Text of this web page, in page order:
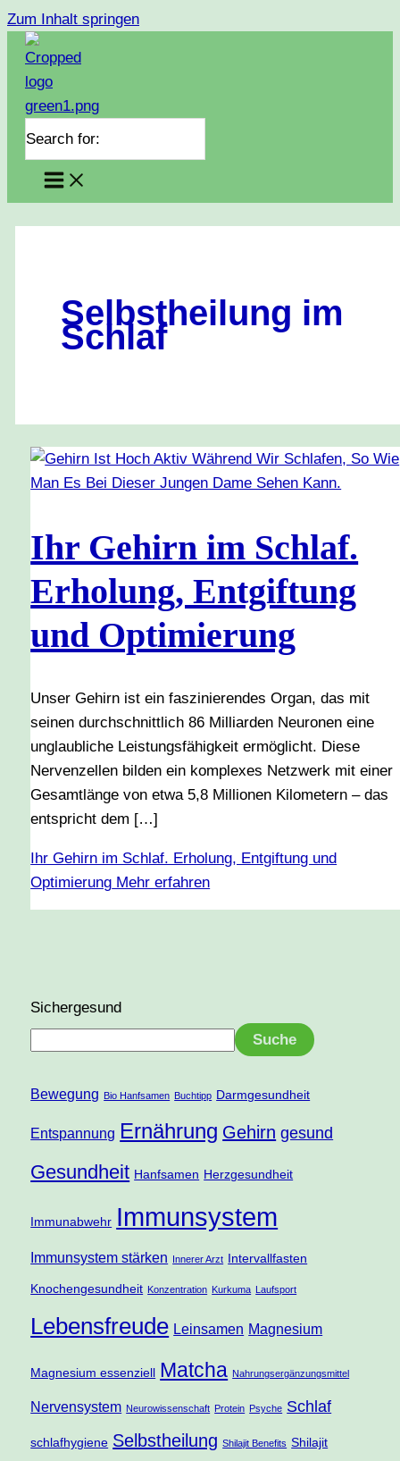
Zum Inhalt springen
Search for:
Selbstheilung im
Schlaf
Ihr Gehirn im Schlaf.
Erholung, Entgiftung
und Optimierung
Unser Gehirn ist ein faszinierendes Organ, das mit
seinen durchschnittlich 86 Milliarden Neuronen eine
unglaubliche Leistungsfähigkeit ermöglicht. Diese
Nervenzellen bilden ein komplexes Netzwerk mit einer
Gesamtlänge von etwa 5,8 Millionen Kilometern – das
entspricht dem […]
Ihr Gehirn im Schlaf. Erholung, Entgiftung und
Optimierung Mehr erfahren
Sichergesund
Suche
Bewegung Bio Hanfsamen Buchtipp Darmgesundheit
Entspannung Ernährung Gehirn gesund
Gesundheit Hanfsamen Herzgesundheit
Immunabwehr Immunsystem
Immunsystem stärken Innerer Arzt Intervallfasten
Knochengesundheit Konzentration Kurkuma Laufsport
Lebensfreude Leinsamen Magnesium
Magnesium essenziell Matcha Nahrungsergänzungsmittel
Nervensystem Neurowissenschaft Protein Psyche Schlaf
schlafhygiene Selbstheilung Shilajit Benefits Shilajit